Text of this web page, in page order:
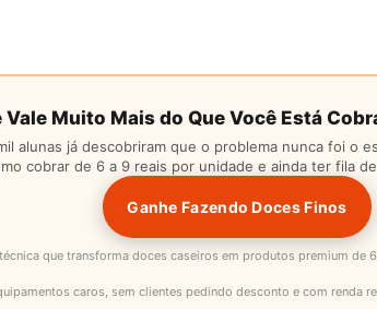
Vale Muito Mais do Que Você Está
alunas já descobriram que o problema nunca foi o
cobrar de 6 a 9 reais por unidade e ainda ter fila
Ganhe Fazendo Doces Finos
que transforma doces caseiros em produtos premium de
caros, sem clientes pedindo desconto e com renda